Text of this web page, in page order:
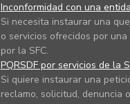
Inconformidad con una
Si necesita instaurar una
o servicios ofrecidos por
por la SFC.
PQRSDF por servicios de la
Si quiere instaurar una
reclamo, solicitud, denuncia